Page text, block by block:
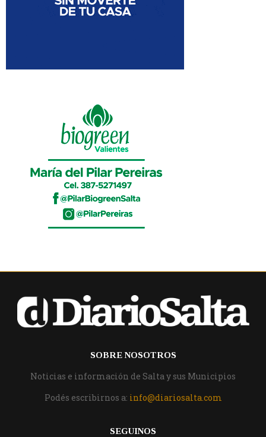
SOBRE NOSOTROS
Noticias e información de Salta y sus Municipios
Podés escribirnos a: info@diariosalta.com
SEGUINOS